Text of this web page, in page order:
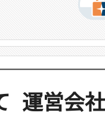
運営会社